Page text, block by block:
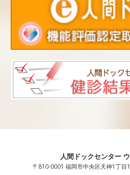
人間ドックセンター
〒810-0001 福岡市中央区天神1丁目